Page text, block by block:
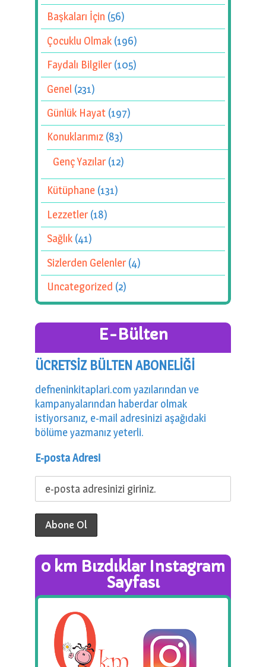
Başkaları İçin (56)
Çocuklu Olmak (196)
Faydalı Bilgiler(105)
Genel (231)
Günlük Hayat (197)
Konuklarımız (83)
Genç Yazılar(12)
Kütüphane (131)
Lezzetler(18)
Sağlık (41)
Sizlerden Gelenler(4)
Uncategorized (2)
E-Bülten
ÜCRETSİZ BÜLTEN ABONELİĞİ
defneninkitaplari.com yazılarından ve
kampanyalarından haberdar olmak
istiyorsanız, e-mail adresinizi aşağıdaki
bölüme yazmanız yeterli.
E-posta Adresi
0 km Bızdıklar Instagram
Sayfası